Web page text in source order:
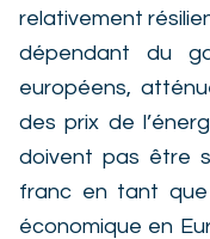
relativement
dépendant du
européens,
des prix de
doivent pas être
franc en tant que
économique en